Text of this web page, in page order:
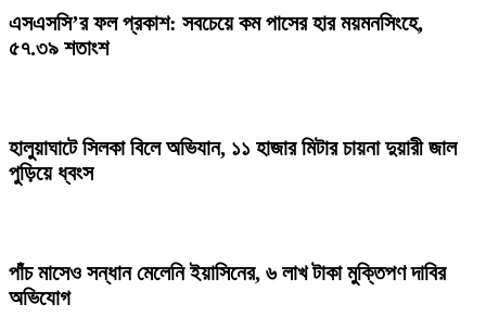
এসএসসি’র ফল প্রকাশ: সবচেয়ে কম পাসের হার ময়মনসিংহে,
৫৭.৩৯ শতাংশ
হালুয়াঘাটে সিলকা বিলে অভিযান, ১১ হাজার মিটার চায়না দুয়ারী জাল
পুড়িয়ে ধ্বংস
পাঁচ মাসেও সন্ধান মেলেনি ইয়াসিনের, ৬ লাখ টাকা মুক্তিপণ দাবির
অভিযোগ